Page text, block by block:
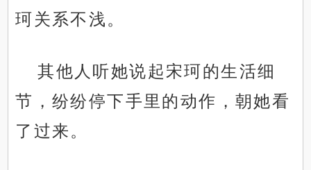
珂关系不浅。
其他人听她说起宋珂的生活细
节，纷纷停下手里的动作，朝她看
了过来。